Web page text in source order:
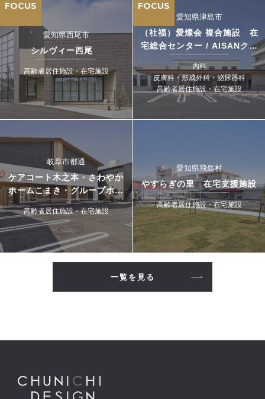
FOCUS
愛知県西尾市
シルヴィー西尾
高齢者居住施設・在宅施設
FOCUS
愛知県津島市
（社福）愛燦会 複合施設 在
宅総合センター / AISANクリ
ニック
内科
皮膚科・形成外科・泌尿器科
高齢者居住施設・在宅施設
岐阜市都通
ケアコート木之本・さわやか
ホームこまき・グループホー
ムこまき
高齢者居住施設・在宅施設
愛知県飛島村
やすらぎの里 在宅支援施設
高齢者居住施設・在宅施設
一覧を見る